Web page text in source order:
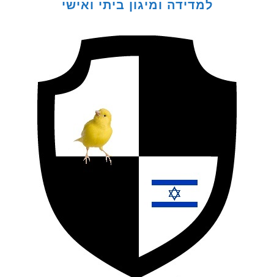
למדידה ומיגון ביתי ואישי